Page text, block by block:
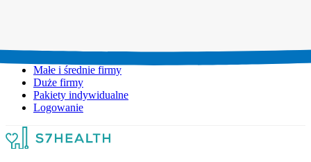
Małe i średnie firmy
Duże firmy
Pakiety indywidualne
Logowanie